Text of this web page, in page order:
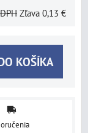
Zľava 0,13 €
KOŠÍKA